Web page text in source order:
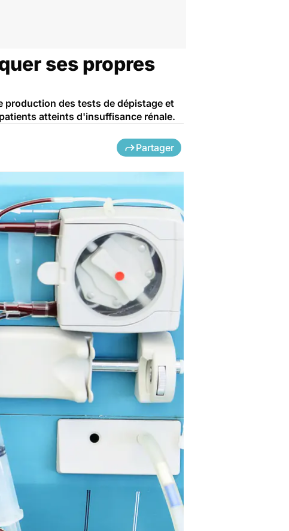
ses propres
production des tests de dépistage et
atteints d'insuffisance rénale.
Partager